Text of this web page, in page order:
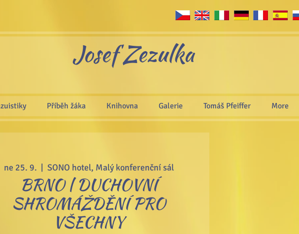
Josef Zezulka
ne 25. 9. SONO hotel, Malý konferenční sál
BRNO | DUCHOVNÍ
SHROMÁŽDĚNÍ PRO
VŠECHNY
Příběh žáka Knihovna Galerie Tomáš Pfeiffer More